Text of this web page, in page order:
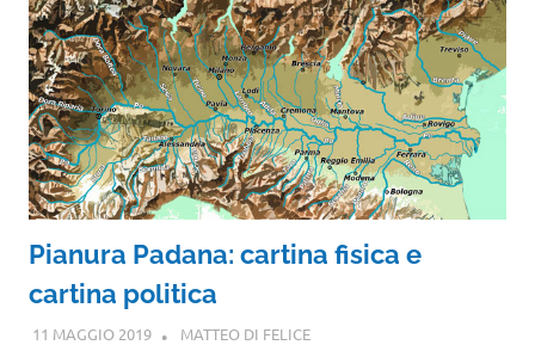
Pianura Padana: cartina fisica e
cartina politica
11 MAGGIO 2019 MATTEO DI FELICE